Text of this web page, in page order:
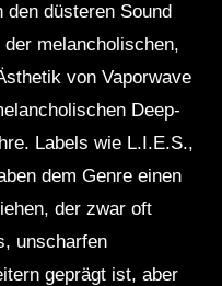
düsteren Sound
melancholischen,
von Vaporwave
Deep-
Labels wie L.I.E.S.,
dem Genre einen
der zwar oft
unscharfen
geprägt ist, aber